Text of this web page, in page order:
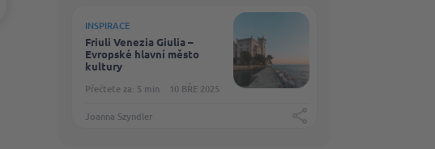
INSPIRACE
Friuli Venezia Giulia –
Evropské hlavní město
kultury
Přečtete za: 5 min
10 BŘE 2025
Joanna Szyndler